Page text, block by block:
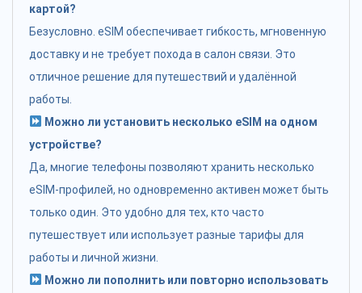
картой?
Безусловно. eSIM обеспечивает гибкость, мгновенную
доставку и не требует похода в салон связи. Это
отличное решение для путешествий и удалённой
работы.
Можно ли установить несколько eSIM на одном
устройстве?
Да, многие телефоны позволяют хранить несколько
eSIM-профилей, но одновременно активен может быть
только один. Это удобно для тех, кто часто
путешествует или использует разные тарифы для
работы и личной жизни.
Можно ли пополнить или повторно использовать